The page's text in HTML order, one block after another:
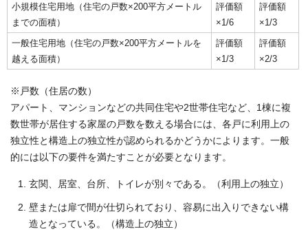
小規模住宅用地（住宅の戸数×200平方メートル
までの面積）
評価額
×1/6
評価額
×1/3
一般住宅用地（住宅の戸数×200平方メートルを
越える面積）
評価額
×1/3
評価額
×2/3
※戸数（住居の数）
アパート、マンションなどの共同住宅や2世帯住宅など、1棟に複
数世帯が居住する家屋の戸数を数える場合には、各戸に利用上の
独立性と構造上の独立性が認められるかどうかによります。一般
的には以下の要件を満たすことが必要となります。
玄関、居室、台所、トイレが別々である。（利用上の独立）
壁または扉で間が仕切られており、容易に出入りできない構
造となっている。（構造上の独立）